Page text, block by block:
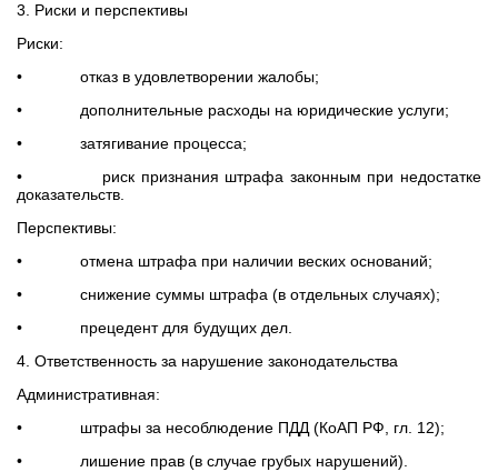
3. Риски и перспективы
Риски:
• отказ в удовлетворении жалобы;
• дополнительные расходы на юридические услуги;
• затягивание процесса;
• риск признания штрафа законным при недостатке
доказательств.
Перспективы:
• отмена штрафа при наличии веских оснований;
• снижение суммы штрафа (в отдельных случаях);
• прецедент для будущих дел.
4. Ответственность за нарушение законодательства
Административная:
• штрафы за несоблюдение ПДД (КоАП РФ, гл. 12);
• лишение прав (в случае грубых нарушений).